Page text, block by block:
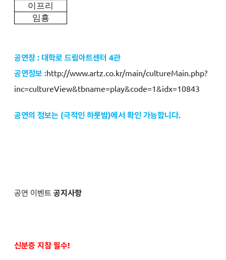
이프리
임횽
공연장 : 대학로 드림아트센터 4관
공연정보 :http://www.artz.co.kr/main/cultureMain.php?
inc=cultureView&tbname=play&code=1&idx=10843
공연의 정보는 (극적인 하룻밤)에서 확인 가능합니다.
공연 이벤트 공지사항
신분증 지참 필수!